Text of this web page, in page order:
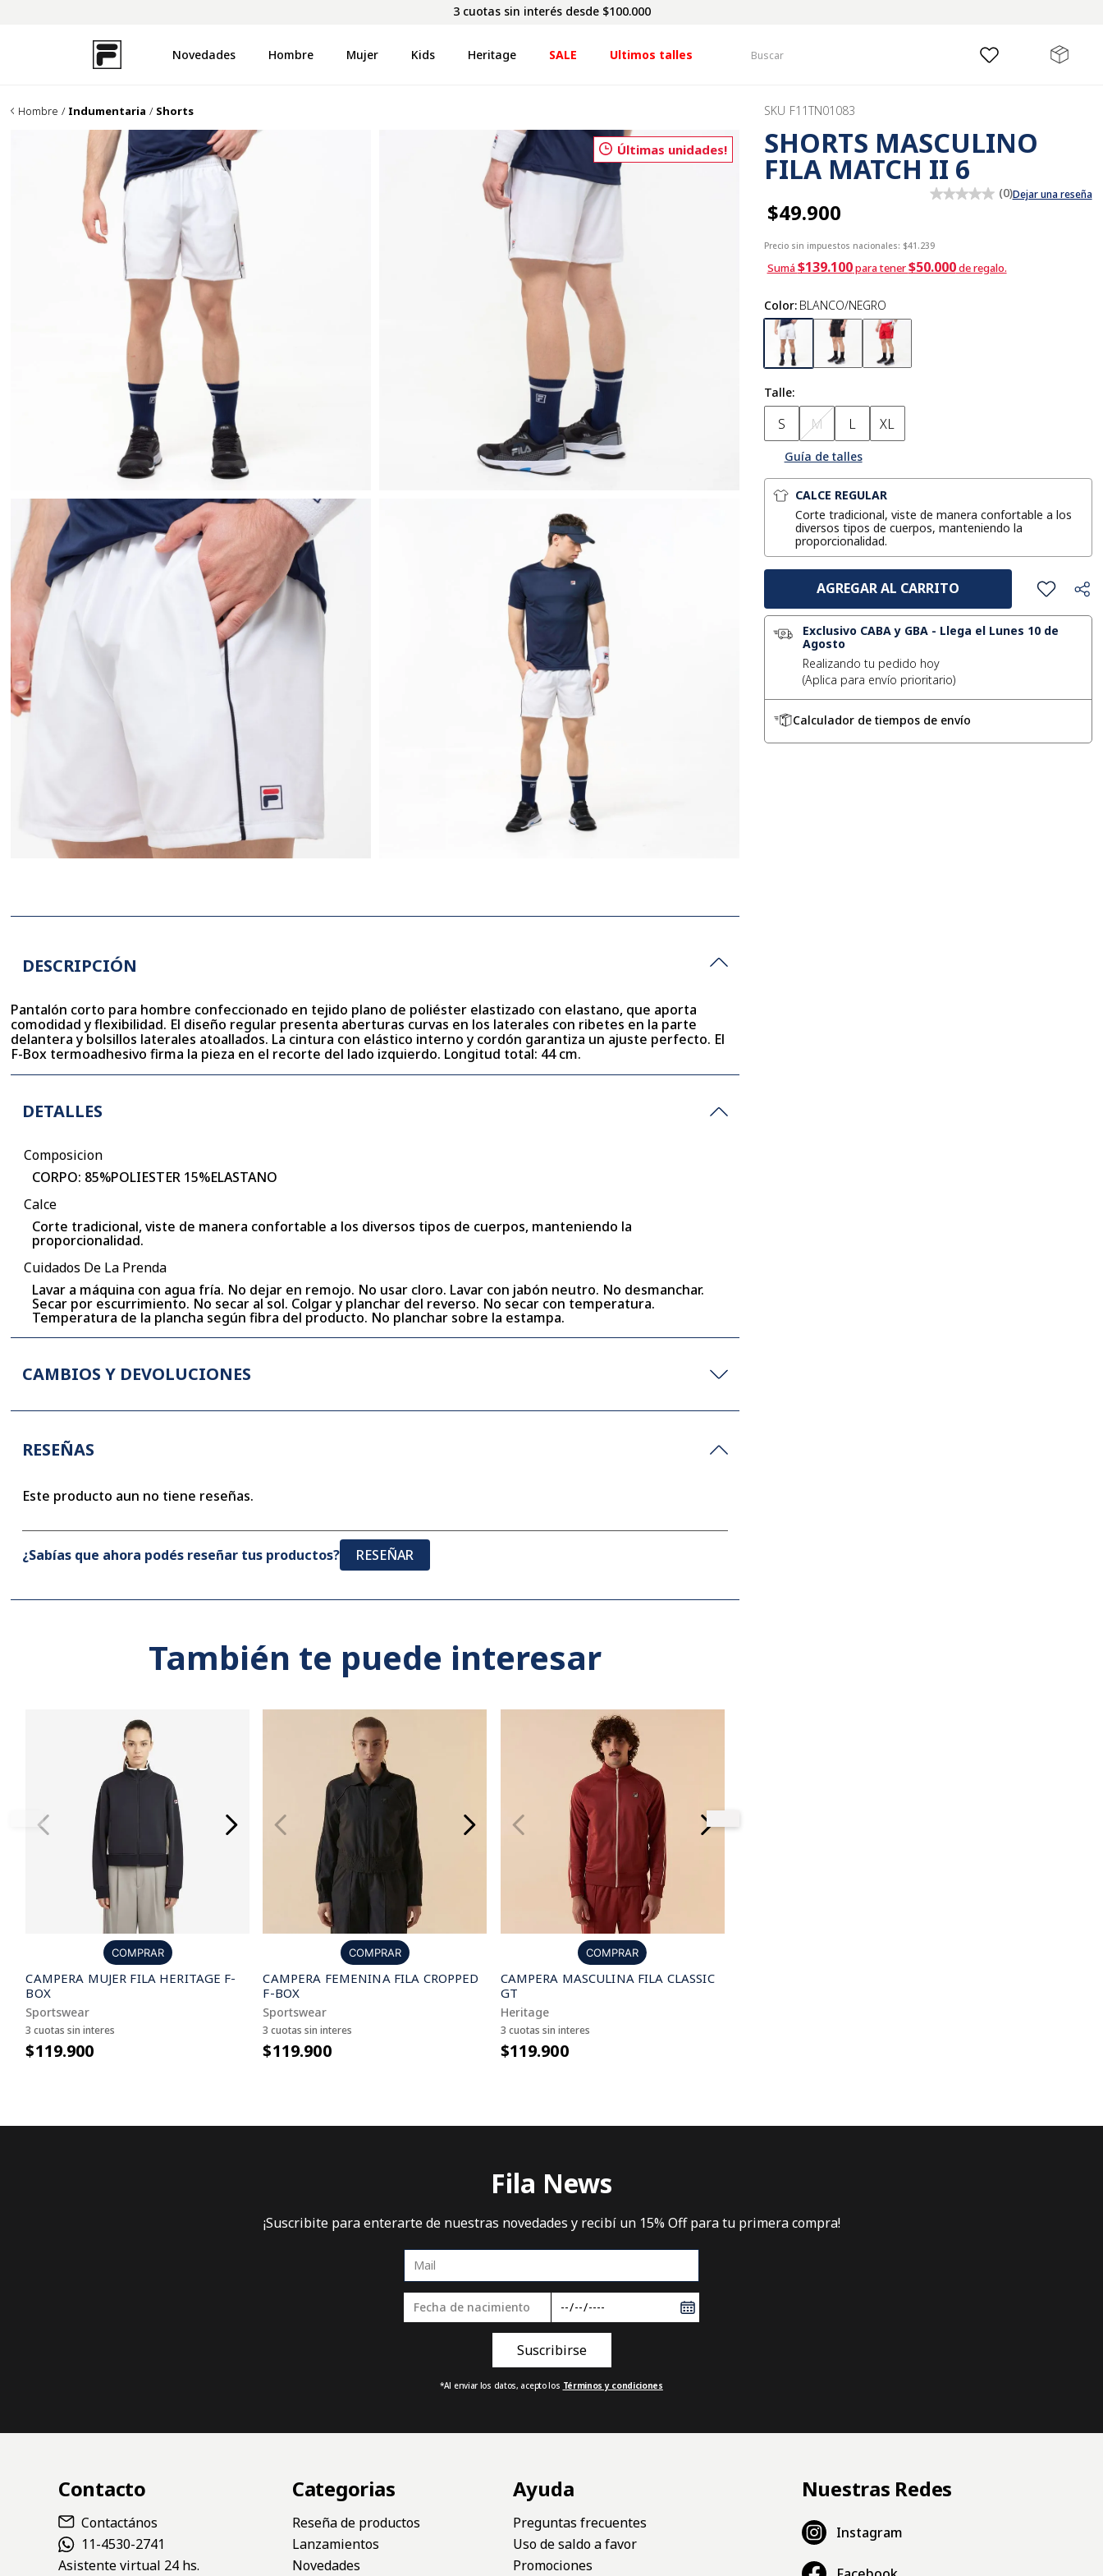
3 cuotas sin interés desde $100.000
Novedades Hombre Mujer Kids Heritage SALE Ultimos talles
Hombre Indumentaria Shorts
Últimas unidades!
DESCRIPCIÓN
Pantalón corto para hombre confeccionado en tejido plano de poliéster elastizado con elastano, que aporta
comodidad y flexibilidad. El diseño regular presenta aberturas curvas en los laterales con ribetes en la parte
delantera y bolsillos laterales atoallados. La cintura con elástico interno y cordón garantiza un ajuste perfecto. El
F-Box termoadhesivo firma la pieza en el recorte del lado izquierdo. Longitud total: 44 cm.
DETALLES
Composicion
CORPO: 85%POLIESTER 15%ELASTANO
Calce
Corte tradicional, viste de manera confortable a los diversos tipos de cuerpos, manteniendo la
proporcionalidad.
Cuidados De La Prenda
Lavar a máquina con agua fría. No dejar en remojo. No usar cloro. Lavar con jabón neutro. No desmanchar.
Secar por escurrimiento. No secar al sol. Colgar y planchar del reverso. No secar con temperatura.
Temperatura de la plancha según fibra del producto. No planchar sobre la estampa.
CAMBIOS Y DEVOLUCIONES
RESEÑAS
Este producto aun no tiene reseñas.
¿Sabías que ahora podés reseñar tus productos? RESEÑAR
También te puede interesar
COMPRAR
CAMPERA MUJER FILA HERITAGE F-
BOX
Sportswear
3 cuotas sin interes
$119.900
COMPRAR
CAMPERA FEMENINA FILA CROPPED
F-BOX
Sportswear
3 cuotas sin interes
$119.900
COMPRAR
CAMPERA MASCULINA FILA CLASSIC
GT
Heritage
3 cuotas sin interes
$119.900
SKU F11TN01083
SHORTS MASCULINO
FILA MATCH II 6
(0)Dejar una reseña
$49.900
Precio sin impuestos nacionales: $41.239
Sumá$139.100para tener$50.000de regalo.
Color: BLANCO/NEGRO
Talle
L
M
S XL
Guía de talles
CALCE REGULAR
Corte tradicional, viste de manera confortable a los
diversos tipos de cuerpos, manteniendo la
proporcionalidad.
AGREGAR AL CARRITO
Exclusivo CABA y GBA- Llega el Lunes 10 de
Agosto
Realizando tu pedido hoy
Calculador de tiempos de envío
Fila News
¡Suscribite para enterarte de nuestras novedades y recibí un 15% Off para tu primera compra!
*Al enviar los datos, acepto los Términos y condiciones
Contacto
Contactános
11-4530-2741
Asistente virtual 24 hs.
Categorias
Reseña de productos
Lanzamientos
Novedades
Ayuda
Preguntas frecuentes
Uso de saldo a favor
Promociones
Nuestras Redes
Instagram
disruptor